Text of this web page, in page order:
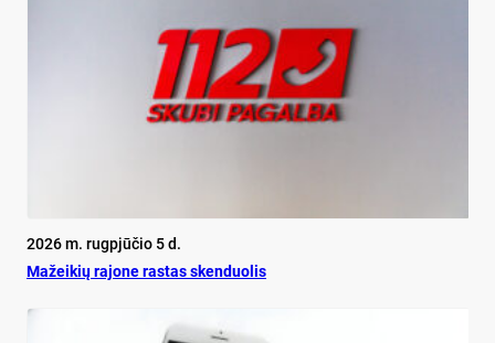
2026 m. rugpjūčio 5 d.
Mažeikių rajone rastas skenduolis